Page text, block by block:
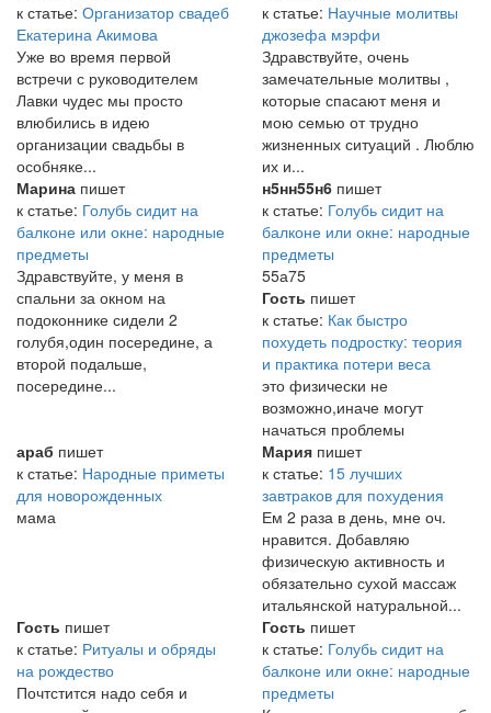
к статье: Организатор свадеб
Екатерина Акимова
Уже во время первой
встречи с руководителем
Лавки чудес мы просто
влюбились в идею
организации свадьбы в
особняке...
к статье: Научные молитвы
джозефа мэрфи
Здравствуйте, очень
замечательные молитвы ,
которые спасают меня и
мою семью от трудно
жизненных ситуаций . Люблю
их и...
Марина пишет
к статье: Голубь сидит на
балконе или окне: народные
предметы
Здравствуйте, у меня в
спальни за окном на
подоконнике сидели 2
голубя,один посередине, а
второй подальше,
посередине...
н5нн55н6 пишет
к статье: Голубь сидит на
балконе или окне: народные
предметы
55а75
Гость пишет
к статье: Как быстро
похудеть подростку: теория
и практика потери веса
это физически не
возможно,иначе могут
начаться проблемы
араб пишет
к статье: Народные приметы
для новорожденных
мама
Мария пишет
к статье: 15 лучших
завтраков для похудения
Ем 2 раза в день, мне оч.
нравится. Добавляю
физическую активность и
обязательно сухой массаж
итальянской натуральной...
Гость пишет
к статье: Ритуалы и обряды
на рождество
Почтстится надо себя и
Гость пишет
к статье: Голубь сидит на
балконе или окне: народные
предметы